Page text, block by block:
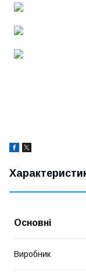
Основні
Виробник